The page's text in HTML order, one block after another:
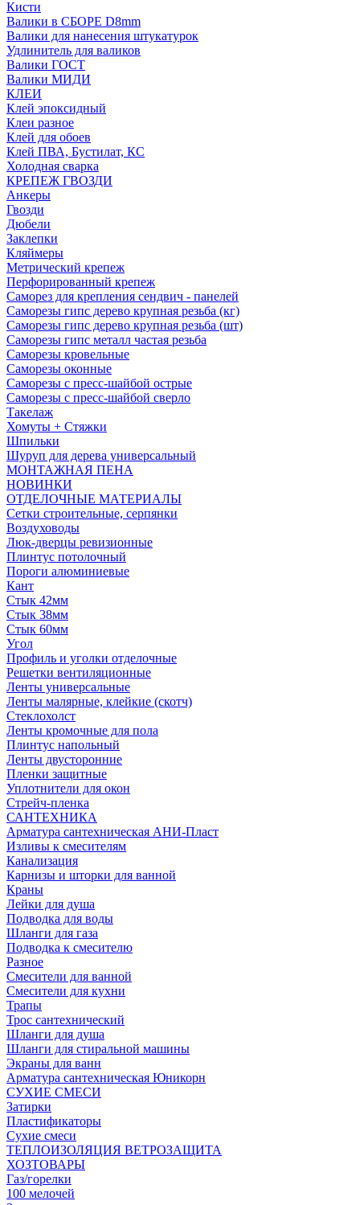
Кисти
Валики в СБОРЕ D8mm
Валики для нанесения штукатурок
Удлинитель для валиков
Валики ГОСТ
Валики МИДИ
КЛЕИ
Клей эпоксидный
Клеи разное
Клей для обоев
Клей ПВА, Бустилат, КС
Холодная сварка
КРЕПЕЖ ГВОЗДИ
Анкеры
Гвозди
Дюбели
Заклепки
Кляймеры
Метрический крепеж
Перфорированный крепеж
Саморез для крепления сендвич - панелей
Саморезы гипс дерево крупная резьба (кг)
Саморезы гипс дерево крупная резьба (шт)
Саморезы гипс металл частая резьба
Саморезы кровельные
Саморезы оконные
Саморезы с пресс-шайбой острые
Саморезы с пресс-шайбой сверло
Такелаж
Хомуты + Стяжки
Шпильки
Шуруп для дерева универсальный
МОНТАЖНАЯ ПЕНА
НОВИНКИ
ОТДЕЛОЧНЫЕ МАТЕРИАЛЫ
Сетки строительные, серпянки
Воздуховоды
Люк-дверцы ревизионные
Плинтус потолочный
Пороги алюминиевые
Кант
Стык 42мм
Стык 38мм
Стык 60мм
Угол
Профиль и уголки отделочные
Решетки вентиляционные
Ленты универсальные
Ленты малярные, клейкие (скотч)
Стеклохолст
Ленты кромочные для пола
Плинтус напольный
Ленты двусторонние
Пленки защитные
Уплотнители для окон
Стрейч-пленка
САНТЕХНИКА
Арматура сантехническая АНИ-Пласт
Изливы к смесителям
Канализация
Карнизы и шторки для ванной
Краны
Лейки для душа
Подводка для воды
Шланги для газа
Подводка к смесителю
Разное
Смесители для ванной
Смесители для кухни
Трапы
Трос сантехнический
Шланги для душа
Шланги для стиральной машины
Экраны для ванн
Арматура сантехническая Юникорн
СУХИЕ СМЕСИ
Затирки
Пластификаторы
Сухие смеси
ТЕПЛОИЗОЛЯЦИЯ ВЕТРОЗАЩИТА
ХОЗТОВАРЫ
Газ/горелки
100 мелочей